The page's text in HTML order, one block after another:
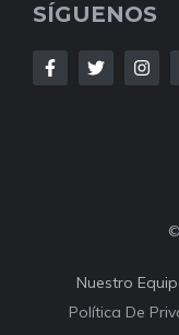
SÍGUENOS
Nuestro
Política De